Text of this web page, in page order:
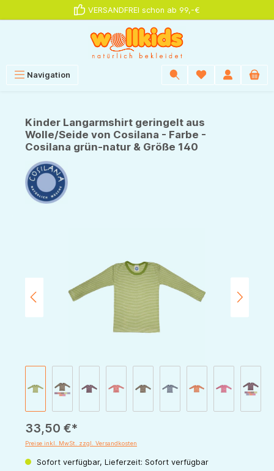
VERSANDFREI schon ab 99,-€
Navigation
Kinder Langarmshirt geringelt aus
Wolle/Seide von Cosilana - Farbe -
Cosilana grün-natur & Größe 140
33,50 €*
Preise inkl. MwSt. zzgl. Versandkosten
Sofort verfügbar, Lieferzeit: Sofort verfügbar